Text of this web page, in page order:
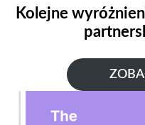
Kolejne